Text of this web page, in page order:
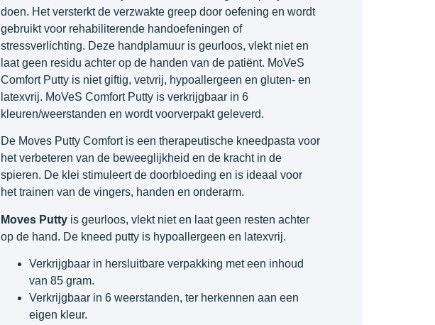
doen. Het versterkt de verzwakte greep door oefening en wordt
gebruikt voor rehabiliterende handoefeningen of
stressverlichting. Deze handplamuur is geurloos, vlekt niet en
laat geen residu achter op de handen van de patiënt. MoVeS
Comfort Putty is niet giftig, vetvrij, hypoallergeen en gluten- en
latexvrij. MoVeS Comfort Putty is verkrijgbaar in 6
kleuren/weerstanden en wordt voorverpakt geleverd.
De Moves Putty Comfort is een therapeutische kneedpasta voor
het verbeteren van de beweeglijkheid en de kracht in de
spieren. De klei stimuleert de doorbloeding en is ideaal voor
het trainen van de vingers, handen en onderarm.
Moves Putty is geurloos, vlekt niet en laat geen resten achter
op de hand. De kneed putty is hypoallergeen en latexvrij.
Verkrijgbaar in hersluitbare verpakking met een inhoud
van 85 gram.
Verkrijgbaar in 6 weerstanden, ter herkennen aan een
eigen kleur.